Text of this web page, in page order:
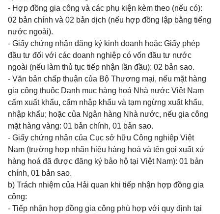
- Hợp đồng gia công và các phụ kiện kèm theo (nếu có):
02 bản chính và 02 bản dịch (nếu hợp đồng lập bằng tiếng
nước ngoài).
- Giấy chứng nhận đăng ký kinh doanh hoặc Giấy phép
đầu tư đối với các doanh nghiệp có vốn đầu tư nước
ngoài (nếu làm thủ tục tiếp nhận lần đầu): 02 bản sao.
- Văn bản chấp thuận của Bộ Thương mại, nếu mặt hàng
gia công thuộc Danh mục hàng hoá Nhà nước Việt Nam
cấm xuất khẩu, cấm nhập khẩu và tạm ngừng xuất khẩu,
nhập khẩu; hoặc của Ngân hàng Nhà nước, nếu gia công
mặt hàng vàng: 01 bản chính, 01 bản sao.
- Giấy chứng nhận của Cục sở hữu Công nghiệp Việt
Nam (trường hợp nhãn hiệu hàng hoá và tên gọi xuất xứ
hàng hoá đã được đăng ký bảo hộ tại Việt Nam): 01 bản
chính, 01 bản sao.
b) Trách nhiệm của Hải quan khi tiếp nhận hợp đồng gia
công:
- Tiếp nhận hợp đồng gia công phù hợp với quy định tại